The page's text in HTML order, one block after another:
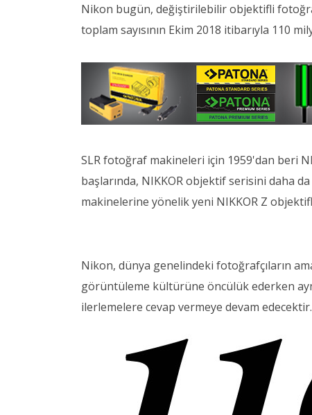
Nikon bugün, değiştirilebilir objektifli
toplam sayısının Ekim 2018 itibarıyla 110
SLR fotoğraf makineleri için 1959'dan beri
başlarında, NIKKOR objektif serisini daha
makinelerine yönelik yeni NIKKOR Z
Nikon, dünya genelindeki fotoğrafçıların
görüntüleme kültürüne öncülük ederken
ilerlemelere cevap vermeye devam edecektir.